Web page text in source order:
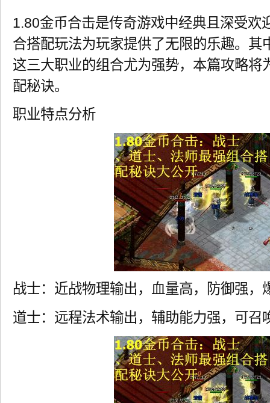
1.80金币合击是传奇游戏中经典且深受欢
合搭配玩法为玩家提供了无限的乐趣。其
这三大职业的组合尤为强势，本篇攻略将
配秘诀。
职业特点分析
战士：近战物理输出，血量高，防御强，
道士：远程法术输出，辅助能力强，可召